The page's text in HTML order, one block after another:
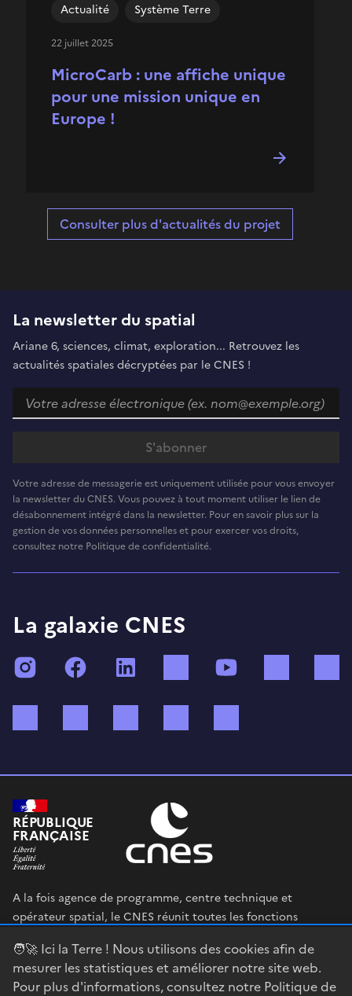
🧑‍🚀 Ici la Terre ! Nous utilisons des cookies afin de
mesurer les statistiques et améliorer notre site web.
Pour plus d'informations, consultez notre Politique de
MicroCarb : une affiche unique
pour une mission unique en
Europe !
Actualité Système Terre
22 juillet 2025
Consulter plus d'actualités du projet
La newsletter du spatial
Ariane 6, sciences, climat, exploration... Retrouvez les
actualités spatiales décryptées par le CNES !
Votre adresse de messagerie est uniquement utilisée pour vous envoyer
la newsletter du CNES. Vous pouvez à tout moment utiliser le lien de
désabonnement intégré dans la newsletter. Pour en savoir plus sur la
gestion de vos données personnelles et pour exercer vos droits,
consultez notre Politique de confidentialité.
La galaxie CNES
InstagramFacebook TikTok
RÉPUBLIQUE
FRANÇAISE
A la fois agence de programme, centre technique et
opérateur spatial, le CNES réunit toutes les fonctions
en œuvre sa stratégie spatiale.